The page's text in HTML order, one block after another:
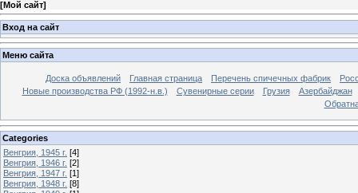
[Мой сайт]
Вход на сайт
Меню сайта
Доска объявлений Главная страница Перечень спичечных фабрик
Новые производства РФ (1992-н.в.)
Сувенирные серии Грузия
Азербайджан
Categories
Венгрия, 1945 г. [4]
Венгрия, 1946 г. [2]
Венгрия, 1947 г. [1]
Венгрия, 1948 г. [8]